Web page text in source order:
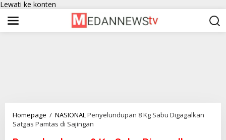
Lewati ke konten
Homepage / NASIONALPenyelundupan 8 Kg Sabu Digagalkan
Satgas Pamtas di Sajingan